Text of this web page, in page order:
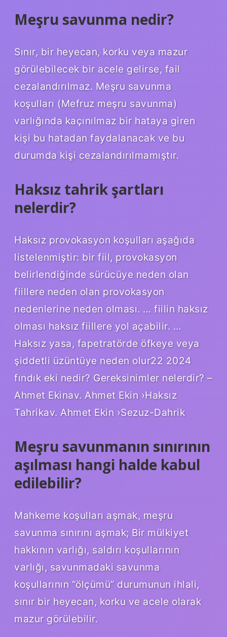
Meşru savunma nedir?
Sınır, bir heyecan, korku veya mazur
görülebilecek bir acele gelirse, fail
cezalandırılmaz. Meşru savunma
koşulları (Mefruz meşru savunma)
varlığında kaçınılmaz bir hataya giren
kişi bu hatadan faydalanacak ve bu
durumda kişi cezalandırılmamıştır.
Haksız tahrik şartları
nelerdir?
Haksız provokasyon koşulları aşağıda
listelenmiştir: bir fiil, provokasyon
belirlendiğinde sürücüye neden olan
fiillere neden olan provokasyon
nedenlerine neden olması. … fiilin haksız
olması haksız fiillere yol açabilir. …
Haksız yasa, fapetratörde öfkeye veya
şiddetli üzüntüye neden olur22 2024
fındık eki nedir? Gereksinimler nelerdir? –
Ahmet Ekinav. Ahmet Ekin ›Haksız
Tahrikav. Ahmet Ekin ›Sezuz-Dahrik
Meşru savunmanın sınırının
aşılması hangi halde kabul
edilebilir?
Mahkeme koşulları aşmak, meşru
savunma sınırını aşmak; Bir mülkiyet
hakkının varlığı, saldırı koşullarının
varlığı, savunmadaki savunma
koşullarının “ölçümü” durumunun ihlali,
sınır bir heyecan, korku ve acele olarak
mazur görülebilir.